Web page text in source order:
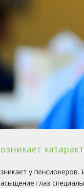
у
глаз